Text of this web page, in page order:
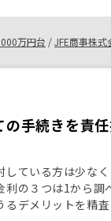
に対応くださると
万円台 /JFE商事株式
の手続きを責
している方は少な
利の３つは1から調
るデメリットを精